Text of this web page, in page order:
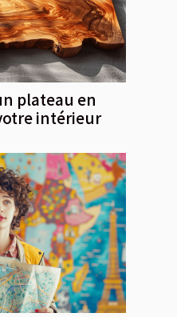
plateau en
intérieur